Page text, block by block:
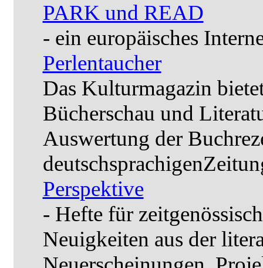
PARK und READ
- ein europäisches
Perlentaucher
Das Kulturmagazin
Bücherschau und
Auswertung der
Perspektive
- Hefte für
Neuigkeiten aus der